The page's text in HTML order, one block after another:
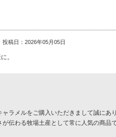
投稿日：2026年05月05日
。
ラメルをご購入いただきまして誠にあ
伝わる牧場土産として常に人気の商